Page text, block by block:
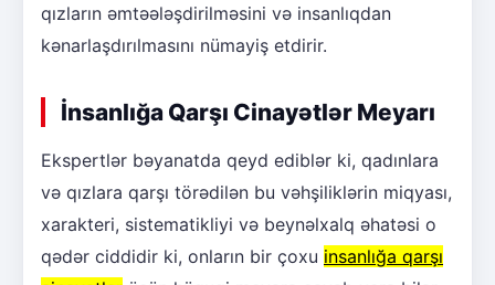
qızların əmtəələşdirilməsini və insanlıqdan
kənarlaşdırılmasını nümayiş etdirir.
İnsanlığa Qarşı Cinayətlər Meyarı
Ekspertlər bəyanatda qeyd ediblər ki, qadınlara
və qızlara qarşı törədilən bu vəhşiliklərin miqyası,
xarakteri, sistematikliyi və beynəlxalq əhatəsi o
qədər ciddidir ki, onların bir çoxu insanlığa qarşı